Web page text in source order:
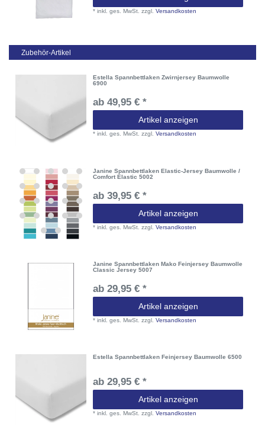
*inkl. ges. MwSt. zzgl.Versandkosten
Zubehör-Artikel
Estella Spannbettlaken Zwirnjersey Baumwolle
6900
ab 49,95 € *
Artikel anzeigen
*inkl. ges. MwSt. zzgl.Versandkosten
Janine Spannbettlaken Elastic-Jersey Baumwolle /
Comfort Elastic 5002
ab 39,95 € *
Artikel anzeigen
*inkl. ges. MwSt. zzgl.Versandkosten
Janine Spannbettlaken Mako Feinjersey Baumwolle
Classic Jersey 5007
ab 29,95 € *
Artikel anzeigen
*inkl. ges. MwSt. zzgl.Versandkosten
Estella Spannbettlaken Feinjersey Baumwolle 6500
ab 29,95 € *
Artikel anzeigen
*inkl. ges. MwSt. zzgl.Versandkosten